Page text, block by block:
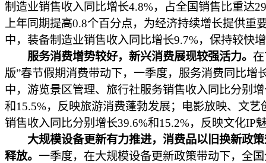
制造业销售收入同比增长4.8%，占全国销售比重达
上年同期提高0.8个百分点，为经济持续增长提供重
中，装备制造业销售收入同比增长9.7%，保持较快
服务消费增势较好，新兴消费展现较强活力。
版”春节假期消费带动下，一季度，服务消费同比增
中，游览景区管理、旅行社服务销售收入同比分别增
和15.5%，反映旅游消费蓬勃发展；电影放映、文艺
销售收入同比分别增长39.6%和15.2%，反映文化IP
大规模设备更新有力推进，消费品以旧换新政
释放。 一季度，在大规模设备更新政策带动下，全